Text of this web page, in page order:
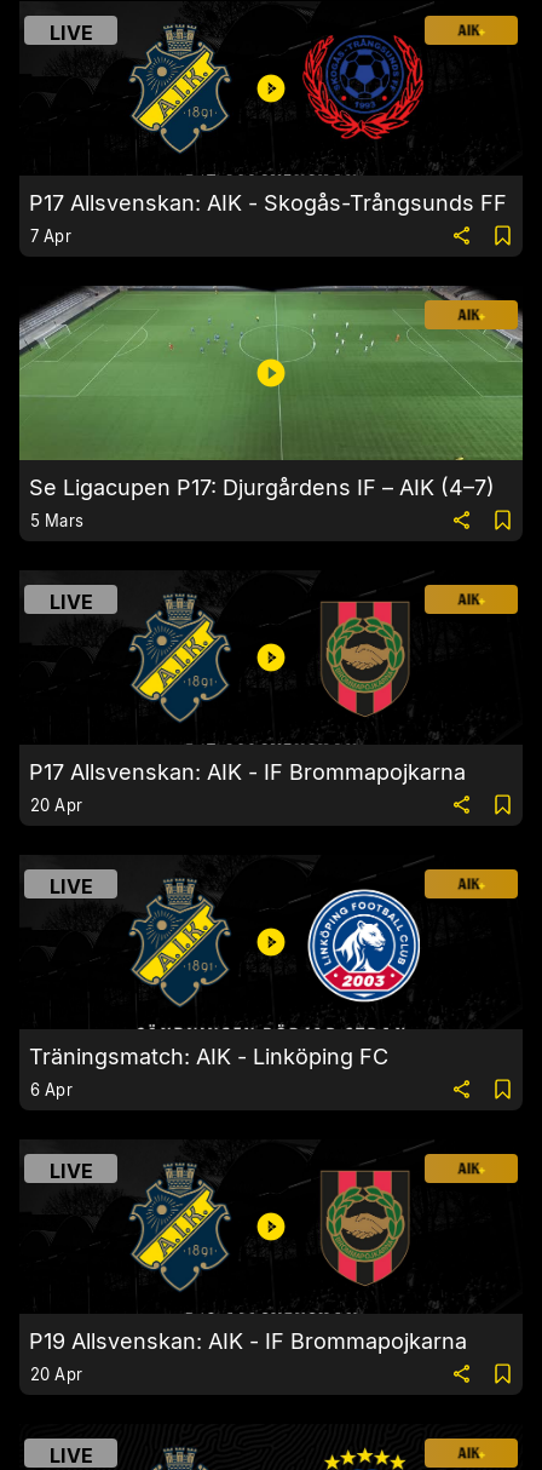
LIVE
P17 Allsvenskan: AIK - Skogås-Trångsunds FF
7 Apr
Se Ligacupen P17: Djurgårdens IF – AIK (4–7)
5 Mars
LIVE
P17 Allsvenskan: AIK - IF Brommapojkarna
20 Apr
LIVE
Träningsmatch: AIK - Linköping FC
6 Apr
LIVE
P19 Allsvenskan: AIK - IF Brommapojkarna
20 Apr
LIVE